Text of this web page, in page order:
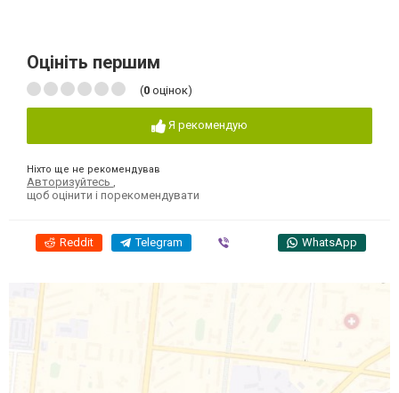
Оцініть першим
(0 оцінок)
Я рекомендую
Ніхто ще не рекомендував
Авторизуйтесь
щоб оцінити і порекомендувати
Reddit Telegram WhatsApp